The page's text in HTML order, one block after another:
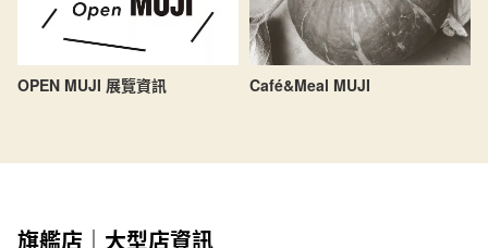
OPEN MUJI 展覽資訊 Café&Meal MUJI
旗艦店｜大型店資訊